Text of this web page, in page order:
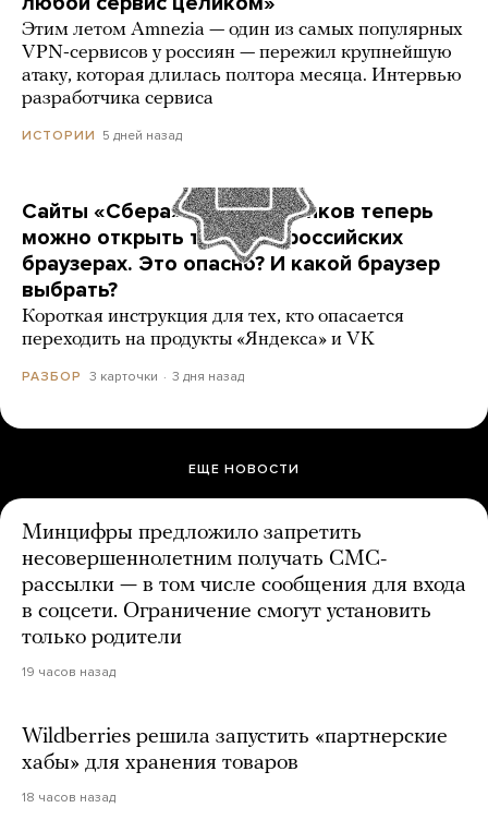
Этим летом Amnezia — один из самых популярных
VPN-сервисов у россиян — пережил крупнейшую
атаку, которая длилась полтора месяца. Интервью
разработчика сервиса
ИСТОРИИ 5 дней назад
Сайты «Сбера» и других банков теперь
можно открыть только в российских
браузерах. Это опасно? И какой браузер
выбрать?
Короткая инструкция для тех, кто опасается
переходить на продукты «Яндекса» и VK
РАЗБОР 3 карточки 3 дня назад
ЕЩЕ НОВОСТИ
Минцифры предложило запретить
несовершеннолетним получать СМС-
рассылки — в том числе сообщения для входа
в соцсети. Ограничение смогут установить
только родители
19 часов назад
Wildberries решила запустить «партнерские
хабы» для хранения товаров
18 часов назад